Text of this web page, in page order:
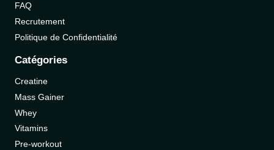
FAQ
Recrutement
Politique de Confidentialité
Catégories
Creatine
Mass Gainer
Whey
Vitamins
Pre-workout